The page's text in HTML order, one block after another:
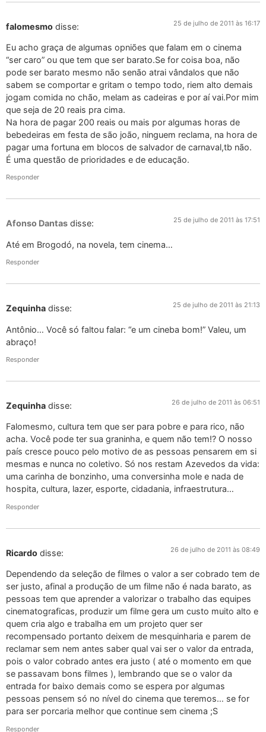
falomesmo disse: 25 de julho de 2011 às 16:17
Eu acho graça de algumas opniões que falam em o cinema
“ser caro” ou que tem que ser barato.Se for coisa boa, não
pode ser barato mesmo não senão atrai vândalos que não
sabem se comportar e gritam o tempo todo, riem alto demais
jogam comida no chão, melam as cadeiras e por aí vai.Por mim
que seja de 20 reais pra cima.
Na hora de pagar 200 reais ou mais por algumas horas de
bebedeiras em festa de são joão, ninguem reclama, na hora de
pagar uma fortuna em blocos de salvador de carnaval,tb não.
É uma questão de prioridades e de educação.
Responder
Afonso Dantas disse: 25 de julho de 2011 às 17:51
Até em Brogodó, na novela, tem cinema…
Responder
Zequinha disse: 25 de julho de 2011 às 21:13
Antônio… Você só faltou falar: “e um cineba bom!” Valeu, um
abraço!
Responder
Zequinha disse: 26 de julho de 2011 às 06:51
Falomesmo, cultura tem que ser para pobre e para rico, não
acha. Você pode ter sua graninha, e quem não tem!? O nosso
país cresce pouco pelo motivo de as pessoas pensarem em si
mesmas e nunca no coletivo. Só nos restam Azevedos da vida:
uma carinha de bonzinho, uma conversinha mole e nada de
hospita, cultura, lazer, esporte, cidadania, infraestrutura…
Responder
Ricardo disse: 26 de julho de 2011 às 08:49
Dependendo da seleção de filmes o valor a ser cobrado tem de
ser justo, afinal a produção de um filme não é nada barato, as
pessoas tem que aprender a valorizar o trabalho das equipes
cinematograficas, produzir um filme gera um custo muito alto e
quem cria algo e trabalha em um projeto quer ser
recompensado portanto deixem de mesquinharia e parem de
reclamar sem nem antes saber qual vai ser o valor da entrada,
pois o valor cobrado antes era justo ( até o momento em que
se passavam bons filmes ), lembrando que se o valor da
entrada for baixo demais como se espera por algumas
pessoas pensem só no nível do cinema que teremos… se for
para ser porcaria melhor que continue sem cinema ;S
Responder